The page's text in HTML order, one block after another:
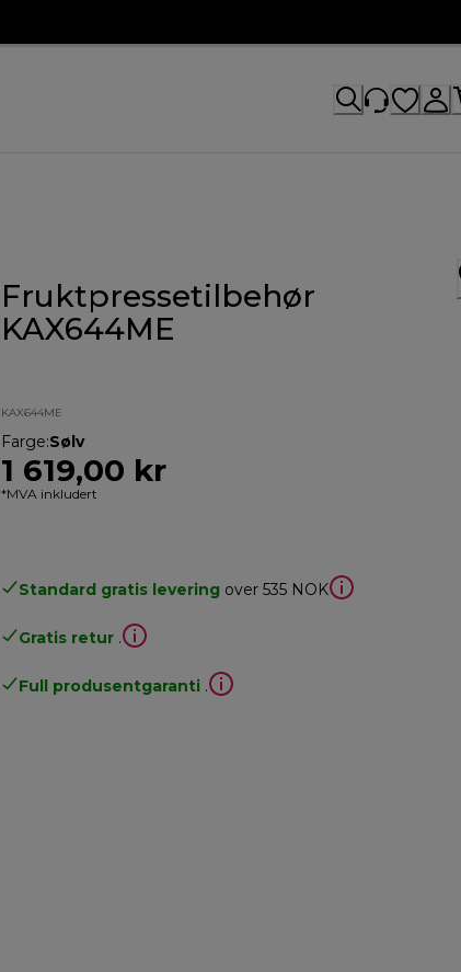
Fruktpressetilbehør
KAX644ME
KAX644ME
Farge:Sølv
1 619,00 kr
*MVA inkludert
Standard gratis levering over 535 NOK
Gratis retur .
Full produsentgaranti .